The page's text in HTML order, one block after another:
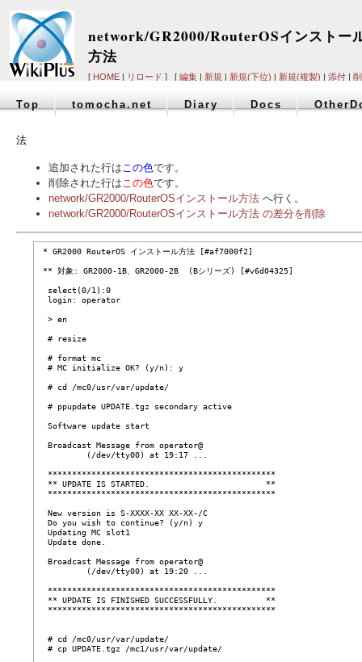
network/GR2000/RouterOSインストー
方法
[ HOME | リロード ] [ 編集 | 新規 | 新規(下位) | 新規(複製) | 添付 |
Top tomocha.net Diary Docs
法
追加された行は この色です。
削除された行は この色です。
network/GR2000/RouterOSインストール方法 へ行く。
network/GR2000/RouterOSインストール方法 の差分を削除
* GR2000 RouterOS インストール方法 [#af7000f2]
** 対象: GR2000-1B、GR2000-2B  (Bシリーズ) [#v6d04325]
  select(0/1):0
  login: operator
  > en
  # resize
  # format mc
  # MC initialize OK? (y/n): y
  # cd /mc0/usr/var/update/
  # ppupdate UPDATE.tgz secondary active
  Software update start
  Broadcast Message from operator@
          (/dev/tty00) at 19:17 ...
  ***********************************************
  ** UPDATE IS STARTED.                        **
  ***********************************************
  New version is S-XXXX-XX XX-XX-/C
  Do you wish to continue? (y/n) y
  Updating MC slot1
  Update done.
  Broadcast Message from operator@
          (/dev/tty00) at 19:20 ...
  ***********************************************
  ** UPDATE IS FINISHED SUCCESSFULLY.          **
  ***********************************************
  # cd /mc0/usr/var/update/
  # cp UPDATE.tgz /mc1/usr/var/update/